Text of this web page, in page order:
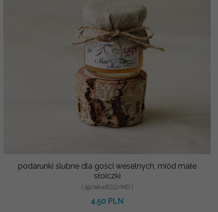
podarunki ślubne dla gości weselnych, miód małe
słoiczki
( 59/akwECO/MD )
4.50 PLN